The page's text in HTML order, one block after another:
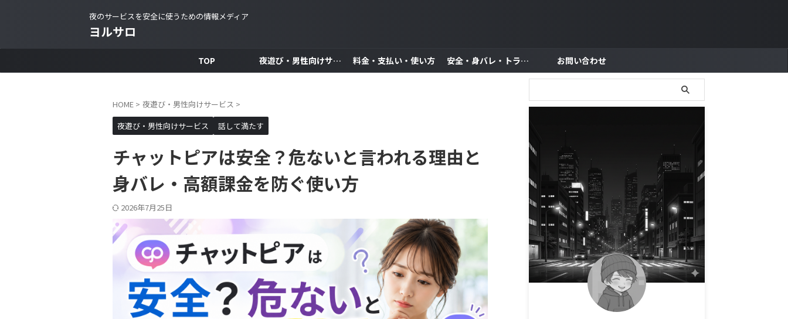
夜のサービスを安全に使うための情報メディア
ヨルサロ
TOP 夜遊び・男性向けサービス 料金・支払い・使い方 安全・身バレ・トラブル対策 お問い合わせ
HOME > 夜遊び・男性向けサービス >
夜遊び・男性向けサービス
話して満たす
チャットピアは安全？危ないと言われる理由と
身バレ・高額課金を防ぐ使い方
2026年7月25日